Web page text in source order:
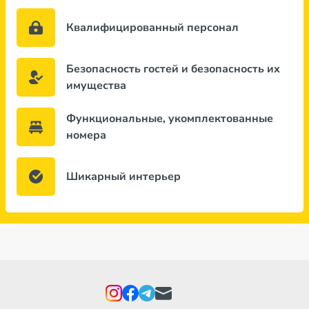
Квалифицированный персонал
Безопасность гостей и безопасность их
имущества
Функциональные, укомплектованные
номера
Шикарный интерьер